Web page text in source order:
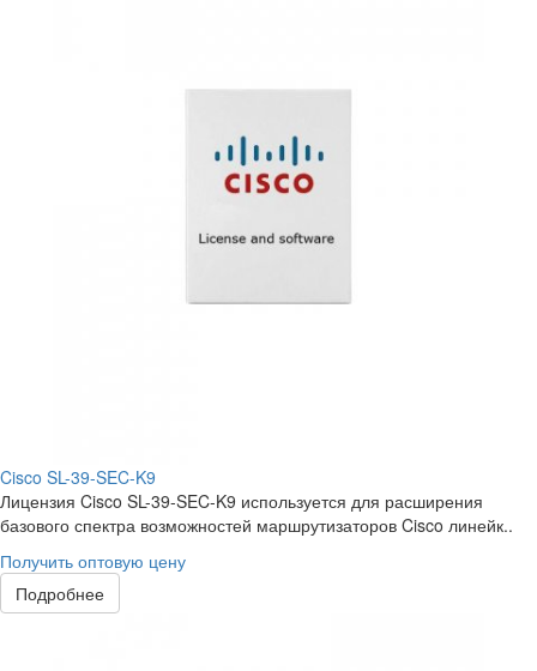
Cisco SL-39-SEC-K9
Лицензия Cisco SL-39-SEC-K9 используется для расширения
базового спектра возможностей маршрутизаторов Cisco линейк..
Получить оптовую цену
Подробнее